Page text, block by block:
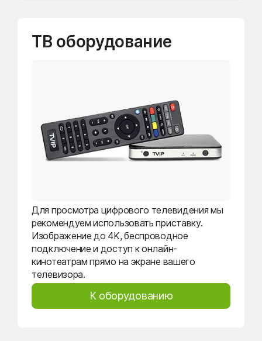
ТВ оборудование
Для просмотра цифрового телевидения мы
рекомендуем использовать приставку.
Изображение до 4K, беспроводное
подключение и доступ к онлайн-
кинотеатрам прямо на экране вашего
телевизора.
К оборудованию